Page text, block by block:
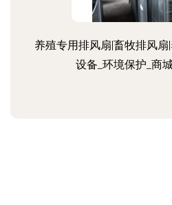
养殖专用排风扇|畜牧排风
设备_环境保护_商